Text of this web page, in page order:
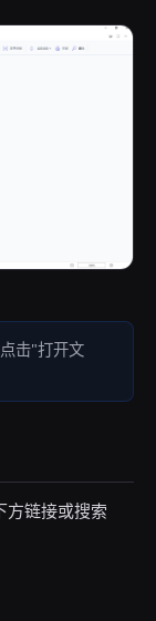
击"打开文
方链接或搜索